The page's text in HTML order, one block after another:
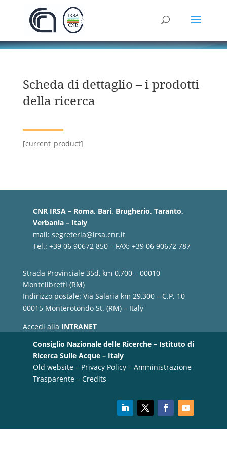
Scheda di dettaglio – i prodotti
della ricerca
[current_product]
CNR IRSA – Roma, Bari, Brugherio, Taranto,
Verbania – Italy
mail: segreteria@irsa.cnr.it
Tel.: +39 06 90672 850 – FAX: +39 06 90672 787
Strada Provinciale 35d, km 0,700 – 00010
Montelibretti (RM)
Indirizzo postale: Via Salaria km 29,300 – C.P. 10
00015 Monterotondo St. (RM) – Italy
Accedi alla INTRANET
Consiglio Nazionale delle Ricerche – Istituto di
Ricerca Sulle Acque – Italy
Old website– Privacy Policy– Amministrazione
Trasparente– Credits